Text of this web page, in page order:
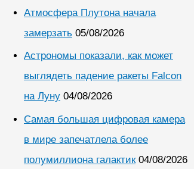
Атмосфера Плутона начала
замерзать 05/08/2026
Астрономы показали, как может
выглядеть падение ракеты Falcon
на Луну 04/08/2026
Самая большая цифровая камера
в мире запечатлела более
полумиллиона галактик 04/08/2026